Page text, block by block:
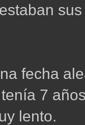
fecha
7
lento.